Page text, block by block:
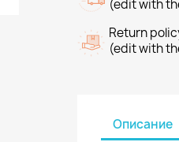
(edit with
Return
(edit with
Описание